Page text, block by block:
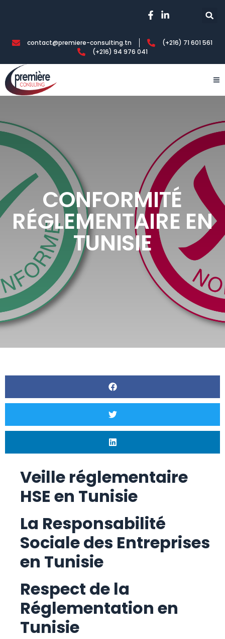
contact@premiere-consulting.tn
(+216) 71 601 561
(+216) 94 976 041
CONFORMITÉ
RÉGLEMENTAIRE EN
TUNISIE
Veille réglementaire
HSE en Tunisie
La Responsabilité
Sociale des Entreprises
en Tunisie
Respect de la
Réglementation en
Tunisie